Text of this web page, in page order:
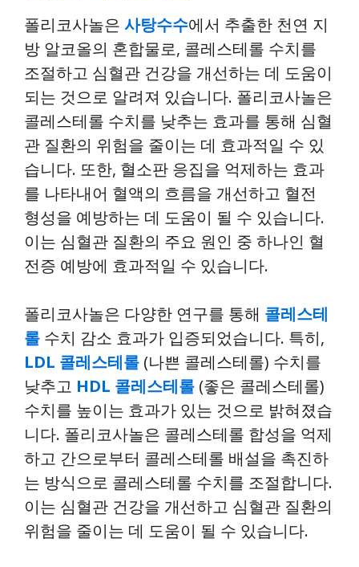
폴리코사놀은 사탕수수에서 추출한 천연 지
방 알코올의 혼합물로, 콜레스테롤 수치를
조절하고 심혈관 건강을 개선하는 데 도움이
되는 것으로 알려져 있습니다. 폴리코사놀은
콜레스테롤 수치를 낮추는 효과를 통해 심혈
관 질환의 위험을 줄이는 데 효과적일 수 있
습니다. 또한, 혈소판 응집을 억제하는 효과
를 나타내어 혈액의 흐름을 개선하고 혈전
형성을 예방하는 데 도움이 될 수 있습니다.
이는 심혈관 질환의 주요 원인 중 하나인 혈
전증 예방에 효과적일 수 있습니다.
폴리코사놀은 다양한 연구를 통해 콜레스테
롤 수치 감소 효과가 입증되었습니다. 특히,
LDL 콜레스테롤 (나쁜 콜레스테롤) 수치를
낮추고 HDL 콜레스테롤 (좋은 콜레스테롤)
수치를 높이는 효과가 있는 것으로 밝혀졌습
니다. 폴리코사놀은 콜레스테롤 합성을 억제
하고 간으로부터 콜레스테롤 배설을 촉진하
는 방식으로 콜레스테롤 수치를 조절합니다.
이는 심혈관 건강을 개선하고 심혈관 질환의
위험을 줄이는 데 도움이 될 수 있습니다.